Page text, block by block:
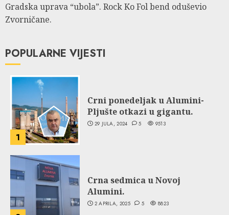
Gradska uprava “ubola”. Rock Ko Fol bend oduševio
Zvorničane.
POPULARNE VIJESTI
1
Crni ponedeljak u Alumini-
Pljušte otkazi u gigantu.
29 JULA, 2024 5 9513
Crna sedmica u Novoj
Alumini.
2 APRILA, 2025 5 8823